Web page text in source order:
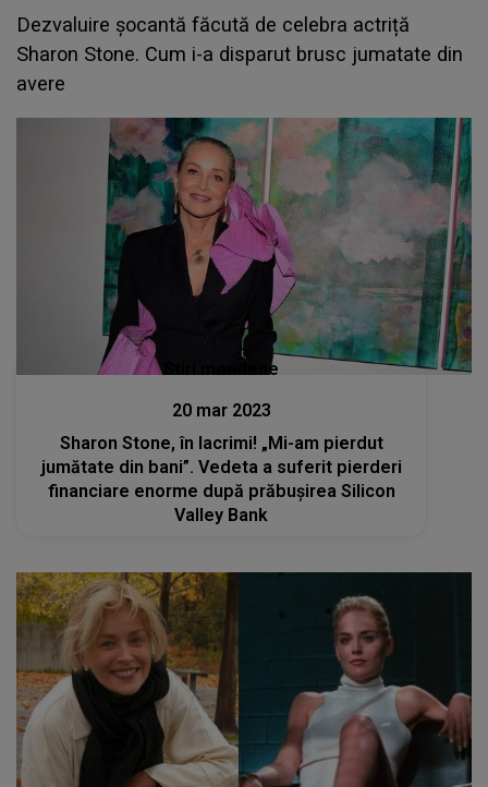
Dezvaluire șocantă făcută de celebra actriță
Sharon Stone. Cum i-a disparut brusc jumatate din
avere
Stiri mondene
20 mar 2023
Sharon Stone, în lacrimi! „Mi-am pierdut
jumătate din bani”. Vedeta a suferit pierderi
financiare enorme după prăbușirea Silicon
Valley Bank